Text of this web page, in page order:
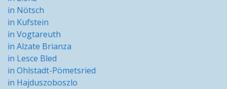
in Nötsch
in Kufstein
in Vogtareuth
in Alzate Brianza
in Lesce Bled
in Ohlstadt-Pömetsried
in Hajduszoboszlo